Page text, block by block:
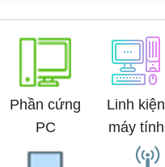
Phần cứng
PC
Linh kiện
máy tính